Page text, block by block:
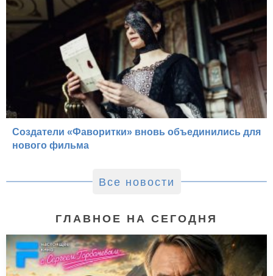
Создатели «Фаворитки» вновь объединились для
нового фильма
Все новости
ГЛАВНОЕ НА СЕГОДНЯ